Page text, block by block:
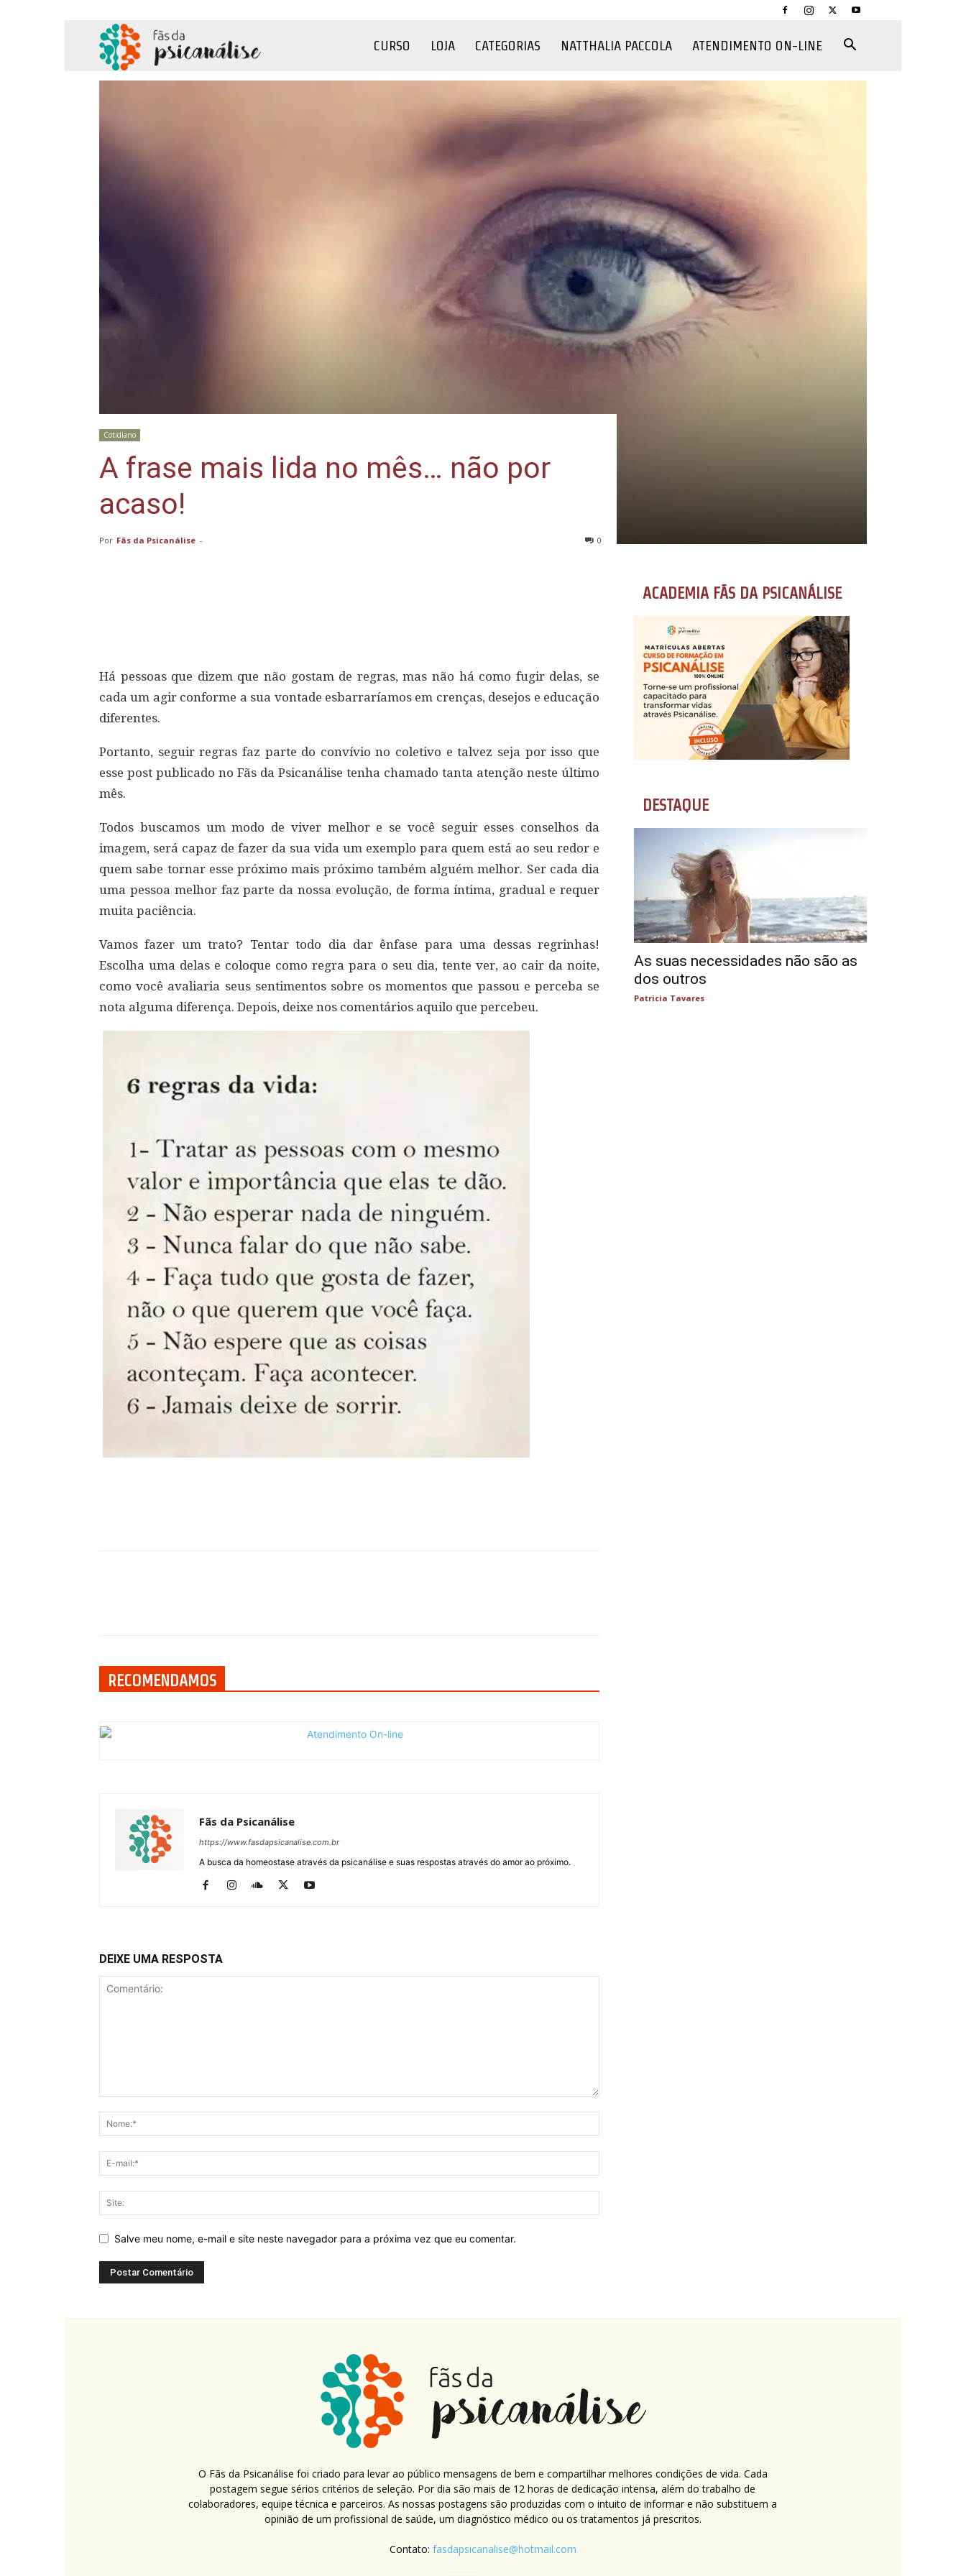
CURSO LOJA CATEGORIAS NATTHALIA PACCOLA ATENDIMENTO ON-LINE
Cotidiano
A frase mais lida no mês… não por
acaso!
Por Fãs da Psicanálise - 0
Há pessoas que dizem que não gostam de regras, mas não há como fugir delas, se
cada um agir conforme a sua vontade esbarraríamos em crenças, desejos e educação
diferentes.
Portanto, seguir regras faz parte do convívio no coletivo e talvez seja por isso que
esse post publicado no Fãs da Psicanálise tenha chamado tanta atenção neste último
mês.
Todos buscamos um modo de viver melhor e se você seguir esses conselhos da
imagem, será capaz de fazer da sua vida um exemplo para quem está ao seu redor e
quem sabe tornar esse próximo mais próximo também alguém melhor. Ser cada dia
uma pessoa melhor faz parte da nossa evolução, de forma íntima, gradual e requer
muita paciência.
Vamos fazer um trato? Tentar todo dia dar ênfase para uma dessas regrinhas!
Escolha uma delas e coloque como regra para o seu dia, tente ver, ao cair da noite,
como você avaliaria seus sentimentos sobre os momentos que passou e perceba se
nota alguma diferença. Depois, deixe nos comentários aquilo que percebeu.
RECOMENDAMOS
Fãs da Psicanálise
https://www.fasdapsicanalise.com.br
A busca da homeostase através da psicanálise e suas respostas através do amor ao próximo.
DEIXE UMA RESPOSTA
Salve meu nome, e-mail e site neste navegador para a próxima vez que eu comentar.
ACADEMIA FÃS DA PSICANÁLISE
DESTAQUE
As suas necessidades não são as
dos outros
Patricia Tavares
O Fãs da Psicanálise foi criado para levar ao público mensagens de bem e compartilhar melhores condições de vida. Cada
postagem segue sérios critérios de seleção. Por dia são mais de 12 horas de dedicação intensa, além do trabalho de
colaboradores, equipe técnica e parceiros. As nossas postagens são produzidas com o intuito de informar e não substituem a
opinião de um profissional de saúde, um diagnóstico médico ou os tratamentos já prescritos.
Contato: fasdapsicanalise@hotmail.com